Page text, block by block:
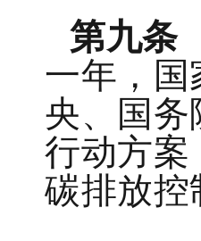
第九条
一年，
央、国
行动方
碳排放